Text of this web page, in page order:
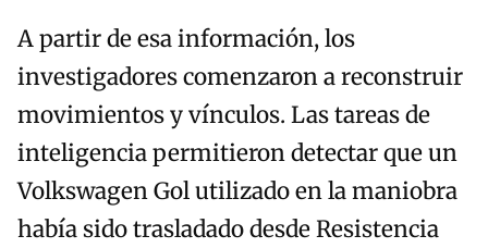
A partir de esa información, los
investigadores comenzaron a reconstruir
movimientos y vínculos. Las tareas de
inteligencia permitieron detectar que un
Volkswagen Gol utilizado en la maniobra
había sido trasladado desde Resistencia